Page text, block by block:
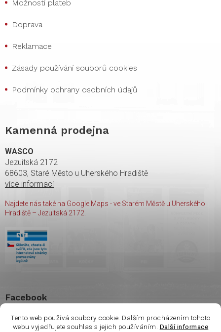
Tento web používá soubory cookie. Dalším procházením tohoto
webu vyjadřujete souhlas s jejich používáním. Další informace
Možnosti plateb
Doprava
Reklamace
Zásady používání souborů cookies
Podmínky ochrany osobních údajů
Kamenná prodejna
WASCO
Jezuitská 2172
68603, Staré Město u Uherského Hradiště
více informací
Najdete nás také na Google Maps - ve Starém Městě u Uherského
Hradiště – Jezuitská 2172.
Facebook